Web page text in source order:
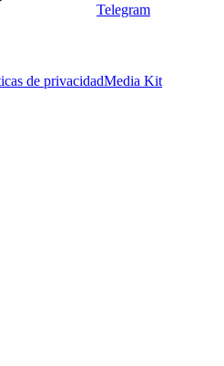
Telegram
de privacidadMedia Kit